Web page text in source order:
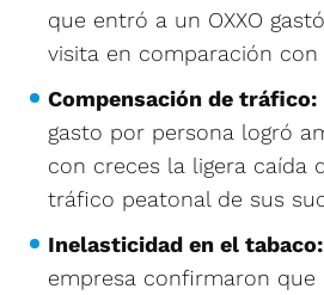
que entró a un OXXO
visita en comparación con
Compensación de tráfico:
gasto por persona logró
con creces la ligera caída
tráfico peatonal de sus
Inelasticidad en el tabaco:
empresa confirmaron que